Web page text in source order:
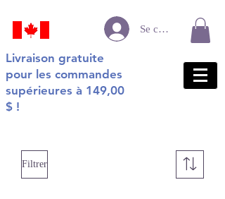
Livraison gratuite
pour les commandes
supérieures à 149,00
$ !
Se connecter
Filtrer